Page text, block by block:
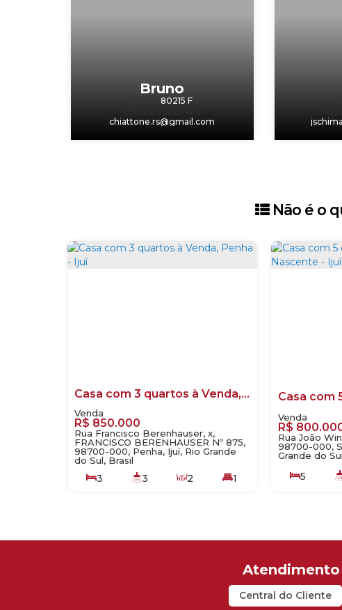
Bruno
80215 F
chiattone.rs@gmail.com
Não é o
Casa com 3 quartos à Venda, Penha - Ijuí
R$ 850.000
Rua Francisco Berenhauser, x,
FRANCISCO BERENHAUSER Nº 875,
98700-000, Penha, Ijuí, Rio Grande
do Sul, Brasil
3 3 2
1
R$
Rua João
98700-000,
Grande do
5
Central do Cliente